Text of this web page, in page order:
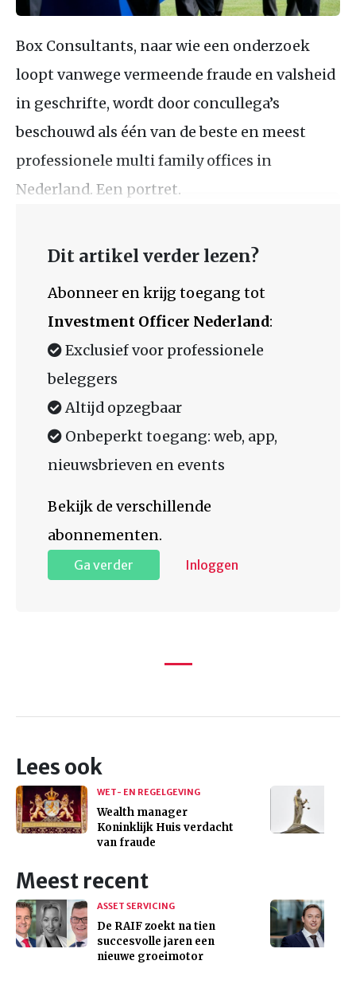
Box Consultants, naar wie een onderzoek
loopt vanwege vermeende fraude en valsheid
in geschrifte, wordt door concullega’s
beschouwd als één van de beste en meest
professionele multi family offices in
Nederland. Een portret.
Dit artikel verder lezen?
Abonneer en krijg toegang tot
Investment Officer Nederland:
Exclusief voor professionele
beleggers
Altijd opzegbaar
Onbeperkt toegang: web, app,
nieuwsbrieven en events
Bekijk de verschillende
abonnementen.
Ga verder Inloggen
Lees ook
WET- EN REGELGEVING
Wealth manager
Koninklijk Huis verdacht
van fraude
Meest recent
ASSET SERVICING
De RAIF zoekt na tien
succesvolle jaren een
nieuwe groeimotor